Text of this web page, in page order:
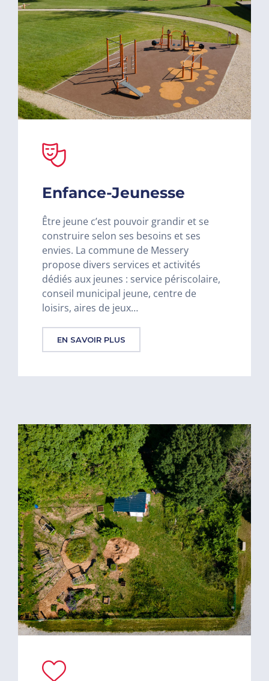
Enfance-Jeunesse
Être jeune c’est pouvoir grandir et se
construire selon ses besoins et ses
envies. La commune de Messery
propose divers services et activités
dédiés aux jeunes : service périscolaire,
conseil municipal jeune, centre de
loisirs, aires de jeux…
EN SAVOIR PLUS